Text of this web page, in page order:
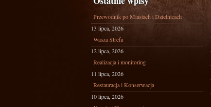
Przewodnik po Miastach i Dzielnicach
13 lipca, 2026
Wasza Strefa
12 lipca, 2026
Realizacja i monitoring
11 lipca, 2026
Restauracja i Konserwacja
10 lipca, 2026